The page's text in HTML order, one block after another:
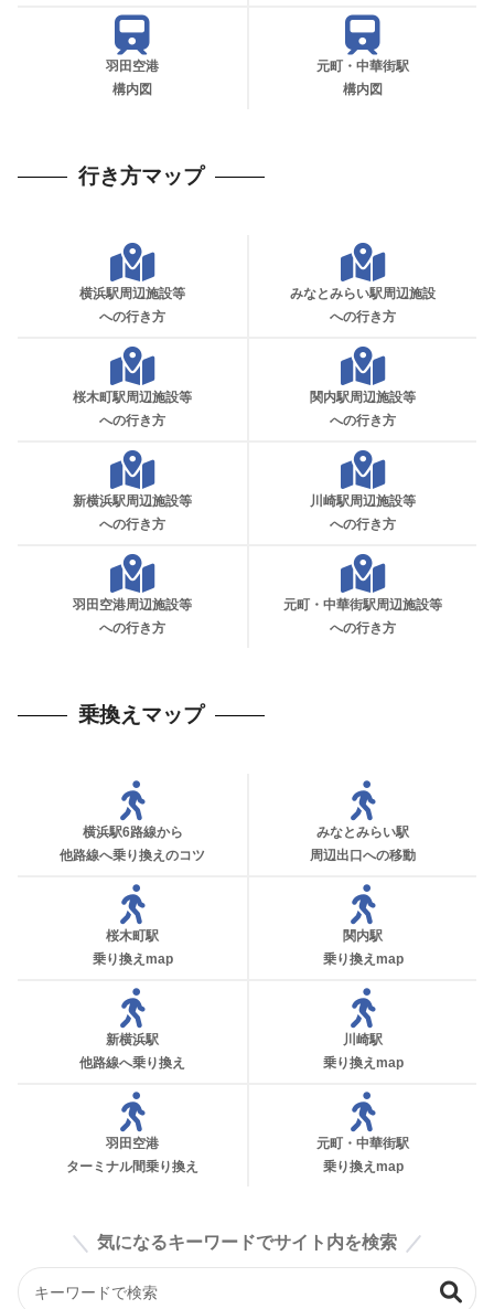
羽田空港
構内図
元町・中華街駅
構内図
行き方マップ
横浜駅周辺施設等
への行き方
みなとみらい駅周辺施設
への行き方
桜木町駅周辺施設等
への行き方
関内駅周辺施設等
への行き方
新横浜駅周辺施設等
への行き方
川崎駅周辺施設等
への行き方
羽田空港周辺施設等
への行き方
元町・中華街駅周辺施設等
への行き方
乗換えマップ
横浜駅6路線から
他路線へ乗り換えのコツ
みなとみらい駅
周辺出口への移動
桜木町駅
乗り換えmap
関内駅
乗り換えmap
新横浜駅
他路線へ乗り換え
川崎駅
乗り換えmap
羽田空港
ターミナル間乗り換え
元町・中華街駅
乗り換えmap
気になるキーワードでサイト内を検索